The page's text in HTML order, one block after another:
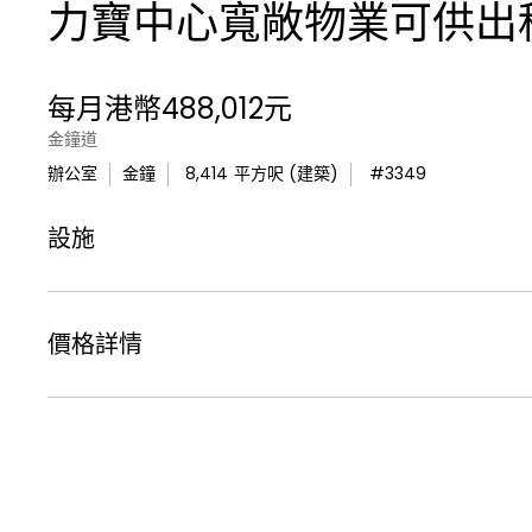
力寶中心寬敞物業可供
每月港幣488,012元
金鐘道
辦公室
金鐘 8,414 平方呎 (建築) #3349
設施
價格詳情
租金價格 : 每月港幣488,012元